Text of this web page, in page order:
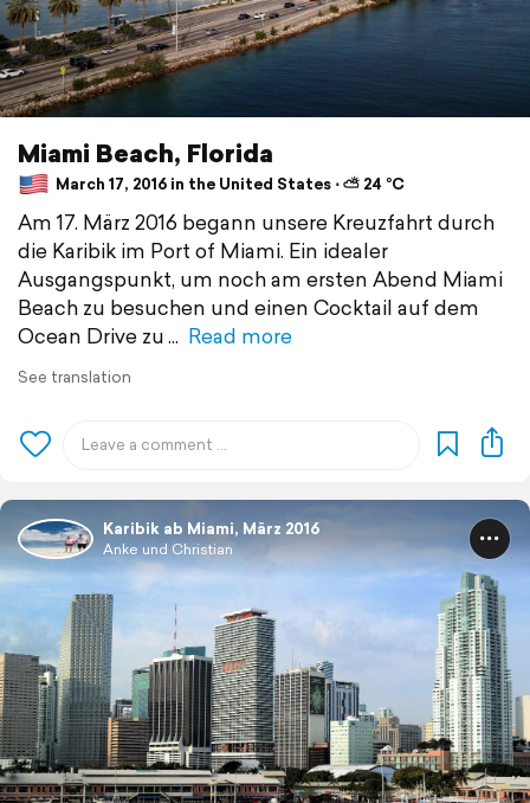
Miami Beach, Florida
March 17, 2016 in the United States ⋅ ⛅ 24 °C
Am 17. März 2016 begann unsere Kreuzfahrt durch
die Karibik im Port of Miami. Ein idealer
Ausgangspunkt, um noch am ersten Abend Miami
Beach zu besuchen und einen Cocktail auf dem
Ocean Drive zu
Read more
See translation
Karibik ab Miami, März 2016
Anke und Christian